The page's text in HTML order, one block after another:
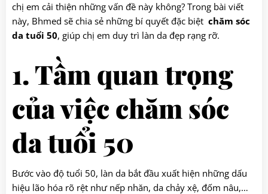
chị em cải thiện những vấn đề này không? Trong bài viết
này, Bhmed sẽ chia sẻ những bí quyết đặc biệt chăm sóc
da tuổi 50, giúp chị em duy trì làn da đẹp rạng rỡ.
1. Tầm quan trọng
của việc chăm sóc
da tuổi 50
Bước vào độ tuổi 50, làn da bắt đầu xuất hiện những dấu
hiệu lão hóa rõ rệt như nếp nhăn, da chảy xệ, đốm nâu,…